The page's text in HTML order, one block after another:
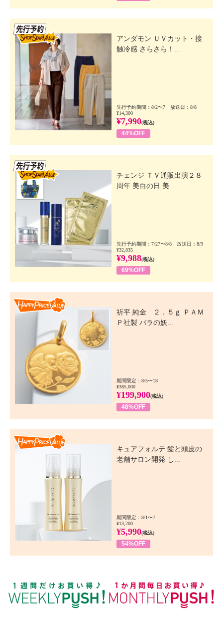
アンダモン ＵＶカット・接
触冷感 さらさら！...
先行予約期間：8/2〜7 放送日：8/8
¥14,300
¥7,990(税込)
44%OFF
チェンジ ＴＶ通販出演２８
周年 美白の日 美...
先行予約期間：7/27〜8/8 放送日：8/9
¥32,835
¥9,988(税込)
69%OFF
祈平 純金 ２．５ｇ ＰＡＭ
Ｐ社製 バラの妖...
期間限定：8/5〜18
¥385,000
¥199,900(税込)
48%OFF
キュアフォルテ 髪と頭皮の
老舗サロン開発 し...
期間限定：8/1〜7
¥13,200
¥5,990(税込)
54%OFF